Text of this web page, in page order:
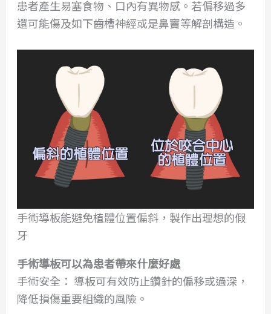
患者產生易塞食物、口內有異物感。若偏移過多
還可能傷及如下齒槽神經或是鼻竇等解剖構造。
手術導板能避免植體位置偏斜，製作出理想的假
牙
手術導板可以為患者帶來什麼好處
手術安全： 導板可有效防止鑽針的偏移或過深，
降低損傷重要組織的風險。